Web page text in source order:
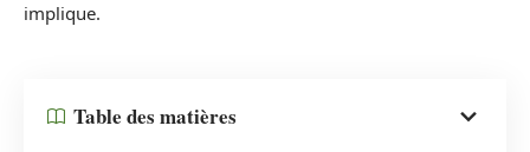
implique.
Table des matières